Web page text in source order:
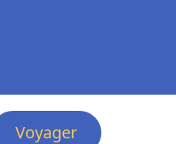
Voyager